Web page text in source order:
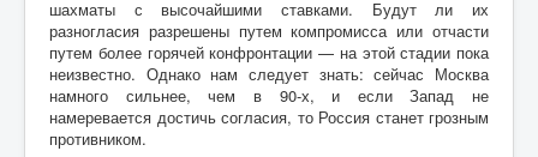
шахматы с высочайшими ставками. Будут ли их
разногласия разрешены путем компромисса или отчасти
путем более горячей конфронтации — на этой стадии пока
неизвестно. Однако нам следует знать: сейчас Москва
намного сильнее, чем в 90-х, и если Запад не
намеревается достичь согласия, то Россия станет грозным
противником.